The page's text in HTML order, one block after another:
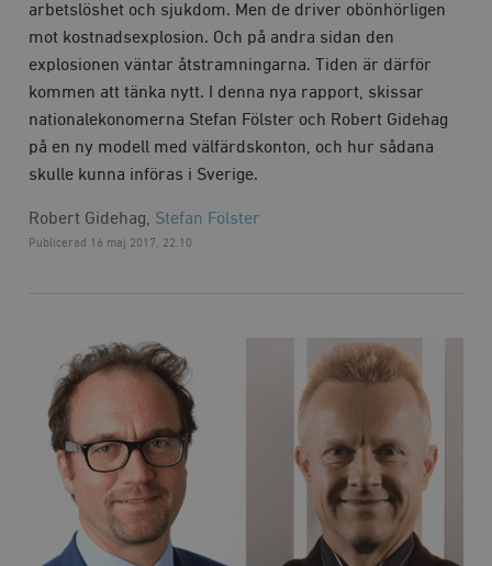
arbetslöshet och sjukdom. Men de driver obönhörligen
mot kostnadsexplosion. Och på andra sidan den
explosionen väntar åtstramningarna. Tiden är därför
kommen att tänka nytt. I denna nya rapport, skissar
nationalekonomerna Stefan Fölster och Robert Gidehag
på en ny modell med välfärdskonton, och hur sådana
skulle kunna införas i Sverige.
Robert Gidehag, Stefan Fölster
Publicerad 16 maj 2017, 22.10